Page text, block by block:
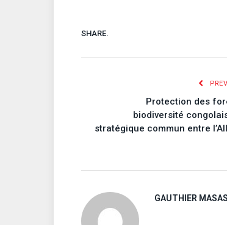
SHARE.
Protection des
biodiversité
stratégique commun entre
GAUTHIER